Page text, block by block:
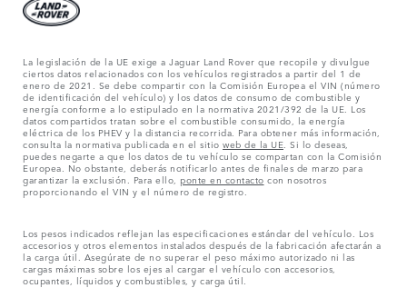
La legislación de la UE exige a Jaguar Land Rover que recopile y divulgue
ciertos datos relacionados con los vehículos registrados a partir del 1 de
enero de 2021. Se debe compartir con la Comisión Europea el VIN (número
de identificación del vehículo) y los datos de consumo de combustible y
energía conforme a lo estipulado en la normativa 2021/392 de la UE. Los
datos compartidos tratan sobre el combustible consumido, la energía
eléctrica de los PHEV y la distancia recorrida. Para obtener más información,
consulta la normativa publicada en el sitio web de la UE . Si lo deseas,
puedes negarte a que los datos de tu vehículo se compartan con la Comisión
Europea. No obstante, deberás notificarlo antes de finales de marzo para
garantizar la exclusión. Para ello, ponte en contacto con nosotros
proporcionando el VIN y el número de registro.
Los pesos indicados reflejan las especificaciones estándar del vehículo. Los
accesorios y otros elementos instalados después de la fabricación afectarán a
la carga útil. Asegúrate de no superar el peso máximo autorizado ni las
cargas máximas sobre los ejes al cargar el vehículo con accesorios,
ocupantes, líquidos y combustibles, y carga útil.